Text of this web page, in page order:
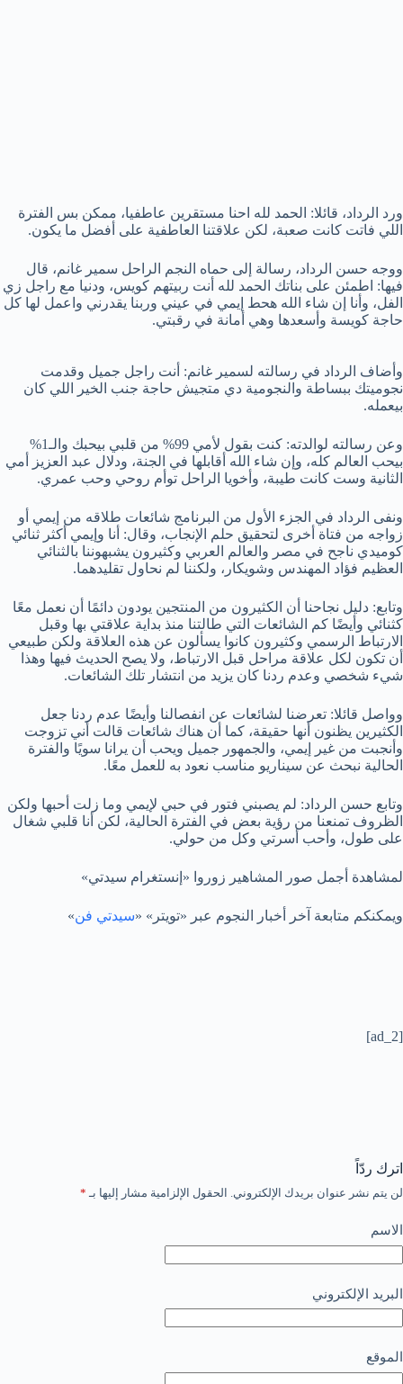
ورد الرداد، قائلا: الحمد لله احنا مستقرين عاطفيا، ممكن بس الفترة
اللي فاتت كانت صعبة، لكن علاقتنا العاطفية على أفضل ما يكون.
ووجه حسن الرداد، رسالة إلى حماه النجم الراحل سمير غانم، قال
فيها: اطمئن على بناتك الحمد لله أنت ربيتهم كويس، ودنيا مع راجل زي
الفل، وأنا إن شاء الله هحط إيمي في عيني وربنا يقدرني واعمل لها كل
حاجة كويسة وأسعدها وهي أمانة في رقبتي.
وأضاف الرداد في رسالته لسمير غانم: أنت راجل جميل وقدمت
نجوميتك ببساطة والنجومية دي متجيش حاجة جنب الخير اللي كان
بيعمله.
وعن رسالته لوالدته: كنت بقول لأمي 99% من قلبي بيحبك والـ1%
بيحب العالم كله، وإن شاء الله أقابلها في الجنة، ودلال عبد العزيز أمي
الثانية وست كانت طيبة، وأخويا الراحل توأم روحي وحب عمري.
ونفى الرداد في الجزء الأول من البرنامج شائعات طلاقه من إيمي أو
زواجه من فتاة أخرى لتحقيق حلم الإنجاب، وقال: أنا وإيمي أكثر ثنائي
كوميدي ناجح في مصر والعالم العربي وكثيرون يشبهوننا بالثنائي
العظيم فؤاد المهندس وشويكار، ولكننا لم نحاول تقليدهما.
وتابع: دليل نجاحنا أن الكثيرون من المنتجين يودون دائمًا أن نعمل معًا
كثنائي وأيضًا كم الشائعات التي طالتنا منذ بداية علاقتي بها وقبل
الارتباط الرسمي وكثيرون كانوا يسألون عن هذه العلاقة ولكن طبيعي
أن تكون لكل علاقة مراحل قبل الارتباط، ولا يصح الحديث فيها وهذا
شيء شخصي وعدم ردنا كان يزيد من انتشار تلك الشائعات.
وواصل قائلا: تعرضنا لشائعات عن انفصالنا وأيضًا عدم ردنا جعل
الكثيرين يظنون أنها حقيقة، كما أن هناك شائعات قالت أني تزوجت
وأنجبت من غير إيمي، والجمهور جميل ويحب أن يرانا سويًا والفترة
الحالية نبحث عن سيناريو مناسب نعود به للعمل معًا.
وتابع حسن الرداد: لم يصبني فتور في حبي لإيمي وما زلت أحبها ولكن
الظروف تمنعنا من رؤية بعض في الفترة الحالية، لكن أنا قلبي شغال
على طول، وأحب أسرتي وكل من حولي.
لمشاهدة أجمل صور المشاهير زوروا «إنستغرام سيدتي»
ويمكنكم متابعة آخر أخبار النجوم عبر «تويتر» «سيدتي فن»
[ad_2]
اترك ردّاً
لن يتم نشر عنوان بريدك الإلكتروني. الحقول الإلزامية مشار إليها بـ *
الاسم
البريد الإلكتروني
الموقع